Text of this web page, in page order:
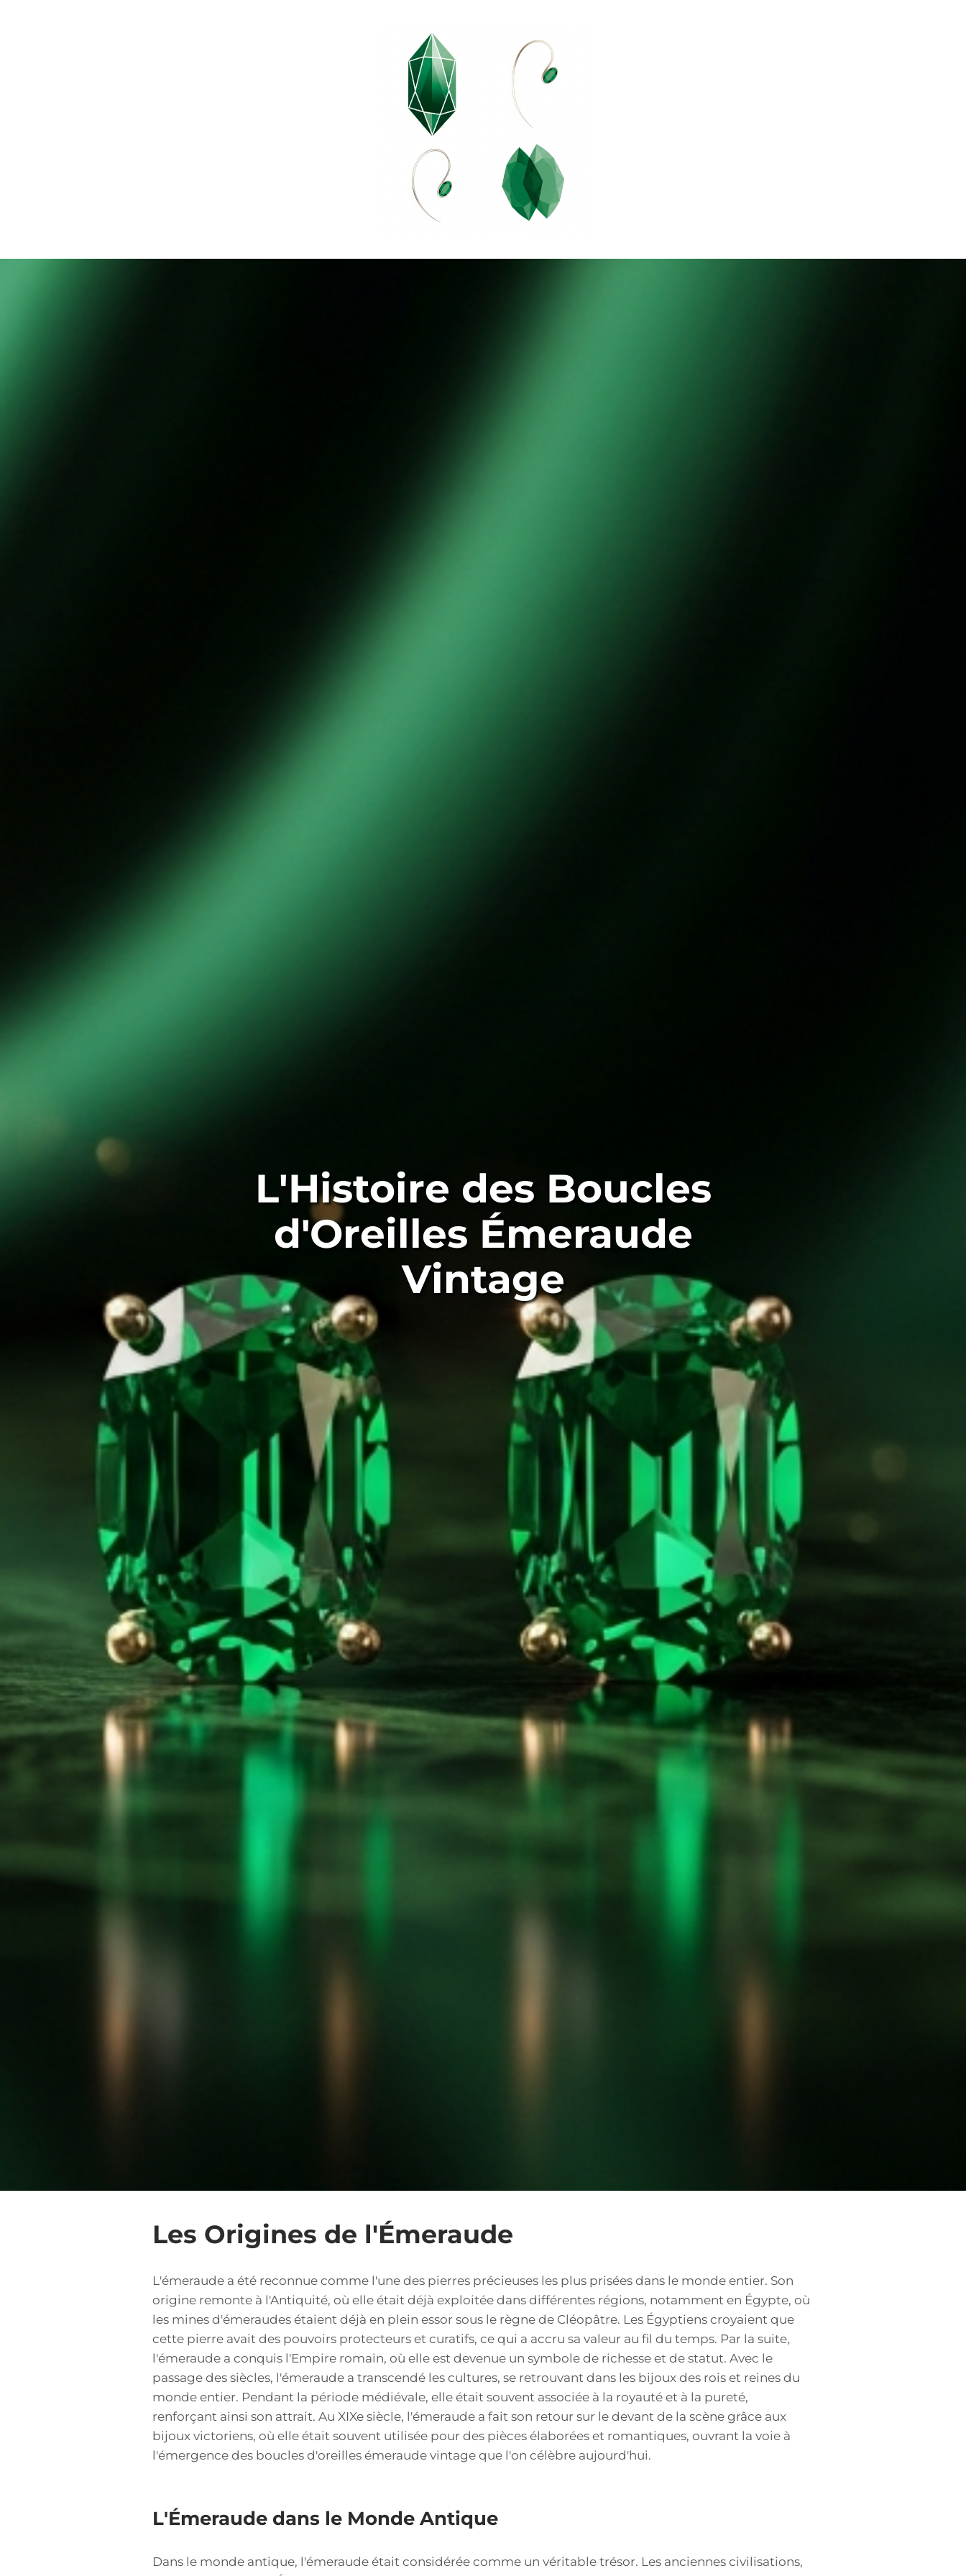
L'Histoire des Boucles
d'Oreilles Émeraude
Vintage
Les Origines de l'Émeraude
L'émeraude a été reconnue comme l'une des pierres précieuses les plus prisées dans le monde entier. Son
origine remonte à l'Antiquité, où elle était déjà exploitée dans différentes régions, notamment en Égypte, où
les mines d'émeraudes étaient déjà en plein essor sous le règne de Cléopâtre. Les Égyptiens croyaient que
cette pierre avait des pouvoirs protecteurs et curatifs, ce qui a accru sa valeur au fil du temps. Par la suite,
l'émeraude a conquis l'Empire romain, où elle est devenue un symbole de richesse et de statut. Avec le
passage des siècles, l'émeraude a transcendé les cultures, se retrouvant dans les bijoux des rois et reines du
monde entier. Pendant la période médiévale, elle était souvent associée à la royauté et à la pureté,
renforçant ainsi son attrait. Au XIXe siècle, l'émeraude a fait son retour sur le devant de la scène grâce aux
bijoux victoriens, où elle était souvent utilisée pour des pièces élaborées et romantiques, ouvrant la voie à
l'émergence des boucles d'oreilles émeraude vintage que l'on célèbre aujourd'hui.
L'Émeraude dans le Monde Antique
Dans le monde antique, l'émeraude était considérée comme un véritable trésor. Les anciennes civilisations,